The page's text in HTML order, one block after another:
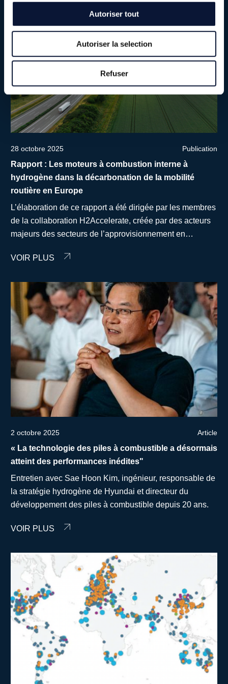
Autoriser tout
Autoriser la selection
Refuser
28 octobre 2025 Publication
Rapport : Les moteurs à combustion interne à
hydrogène dans la décarbonation de la mobilité
routière en Europe
L’élaboration de ce rapport a été dirigée par les membres
de la collaboration H2Accelerate, créée par des acteurs
majeurs des secteurs de l’approvisionnement en
ensemble à l’accélération du déploiement du transport
VOIR PLUS
2 octobre 2025 Article
« La technologie des piles à combustible a désormais
atteint des performances inédites"
Entretien avec Sae Hoon Kim, ingénieur, responsable de
la stratégie hydrogène de Hyundai et directeur du
développement des piles à combustible depuis 20 ans.
VOIR PLUS